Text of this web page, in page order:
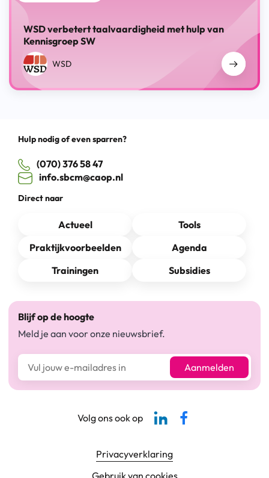
WSD verbetert taalvaardigheid met hulp van
Kennisgroep SW
WSD
Hulp nodig of even sparren?
(070) 376 58 47
info.sbcm@caop.nl
Direct naar
Actueel
Tools
Praktijkvoorbeelden
Agenda
Trainingen
Subsidies
Blijf op de hoogte
Meld je aan voor onze nieuwsbrief.
E-mailadres* Aanmelden
Footer navigatie
Privacyverklaring
Volg ons ook op
Linkedin-pagina SBCM
Facebook SBCM